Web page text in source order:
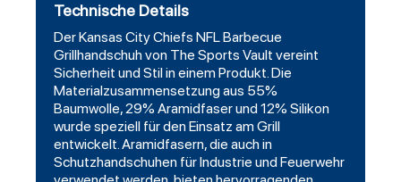
Technische Details
Der Kansas City Chiefs NFL Barbecue
Grillhandschuh von The Sports Vault vereint
Sicherheit und Stil in einem Produkt. Die
Materialzusammensetzung aus 55%
Baumwolle, 29% Aramidfaser und 12% Silikon
wurde speziell für den Einsatz am Grill
entwickelt. Aramidfasern, die auch in
Schutzhandschuhen für Industrie und Feuerwehr